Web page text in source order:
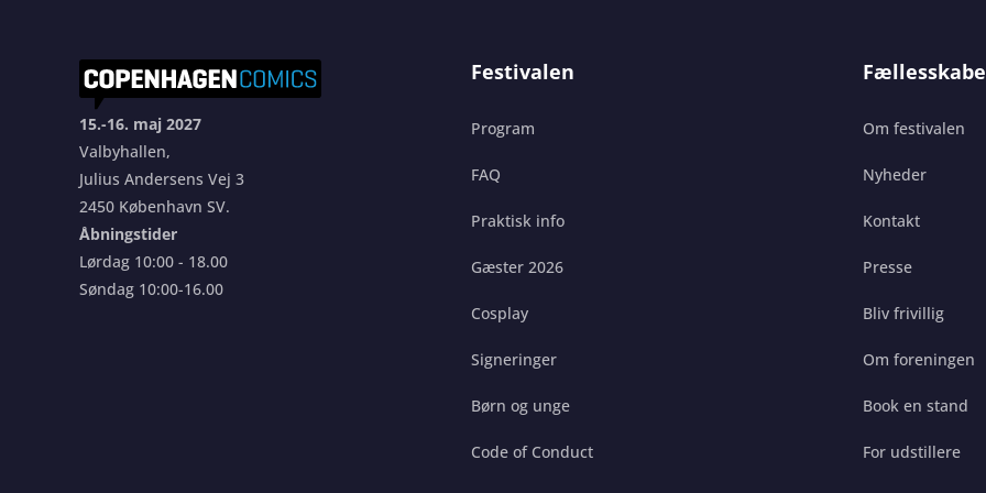
15.-16. maj 2027
Valbyhallen,
Julius Andersens Vej 3
2450 København SV.
Åbningstider
Lørdag 10:00 - 18.00
Søndag 10:00-16.00
Festivalen
Program
FAQ
Praktisk info
Gæster 2026
Cosplay
Signeringer
Børn og unge
Code of Conduct
Om festivalen
Nyheder
Kontakt
Presse
Bliv frivillig
Om foreningen
Book en stand
For udstillere